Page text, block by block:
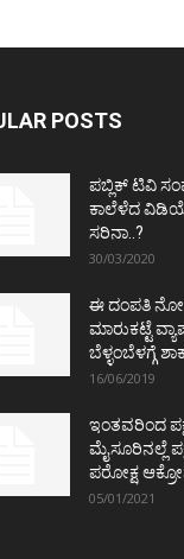
POSTS
ಪಬ್ಲಿಕ್ ಟಿವಿ
ಕಾಲೆಳೆದ
ಸರಿನಾ..?
30/03/2020
ಈ ದಂಪತಿ
ಮಾರುಕಟ್ಟೆ
ಬೆಳ್ಳಂಬೆಳಗ್ಗೆ
16/06/2019
ಇಂತವರಿಂದ
ಮೈಸೂರಿನಲ್ಲೆ
ಪರೋಕ್ಷ
05/01/2021